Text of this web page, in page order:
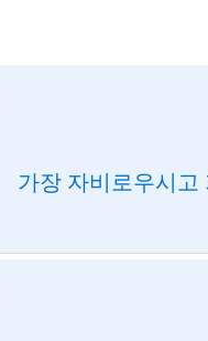
가장 자비로우시